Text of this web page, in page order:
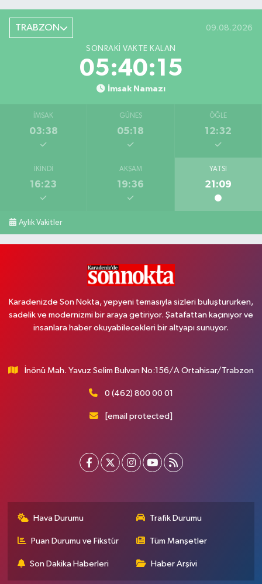
TRABZON 09.08.2026
SONRAKI VAKTE KALAN
05:40:14
İmsak Namazı
İMSAK
03:38
GÜNEŞ
05:18
ÖĞLE
12:32
İKINDI
16:23
AKŞAM
19:36
YATSI
21:09
Aylık Vakitler
Karadenizde Son Nokta, yepyeni temasıyla sizleri buluştururken,
sadelik ve modernizmi bir araya getiriyor. Şatafattan kaçınıyor ve
insanlara haber okuyabilecekleri bir altyapı sunuyor.
İnönü Mah. Yavuz Selim Bulvarı No:156/A Ortahisar/Trabzon
0 (462) 800 00 01
[email protected]
Hava Durumu Trafik Durumu
Puan Durumu ve Fikstür Tüm Manşetler
Son Dakika Haberleri Haber Arşivi